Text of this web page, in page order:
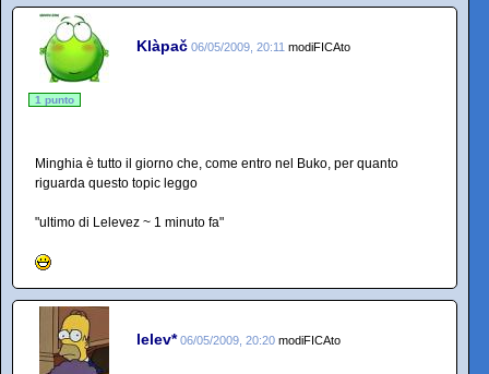
Klàpač 06/05/2009, 20:11 modiFICAto
1 punto
Minghia è tutto il giorno che, come entro nel Buko, per quanto
riguarda questo topic leggo
"ultimo di Lelevez ~ 1 minuto fa"
lelev* 06/05/2009, 20:20 modiFICAto